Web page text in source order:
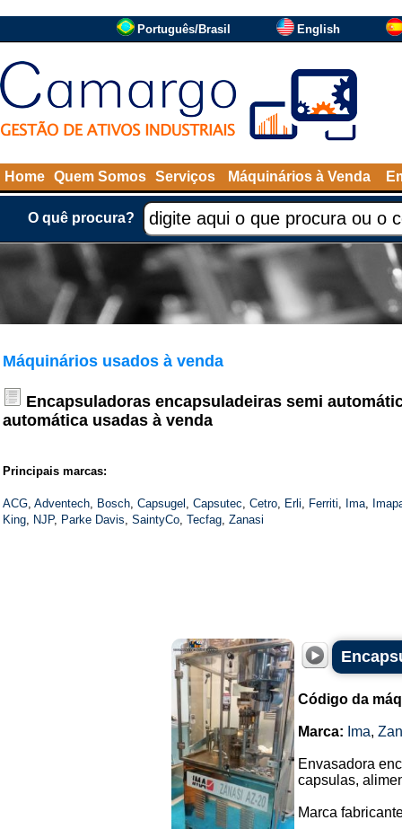
Português/Brasil English
Home Quem Somos Serviços Máquinários à Venda
O quê procura?
Máquinários usados à venda
Encapsuladoras encapsuladeiras semi
automática usadas à venda
Principais marcas:
ACG, Adventech, Bosch, Capsugel , Capsutec, Cetro, Erli, Ferriti, Ima,
King, NJP, Parke Davis, SaintyCo, Tecfag, Zanasi
Código da
Marca: Ima,
Envasadora
capsulas,
Marca